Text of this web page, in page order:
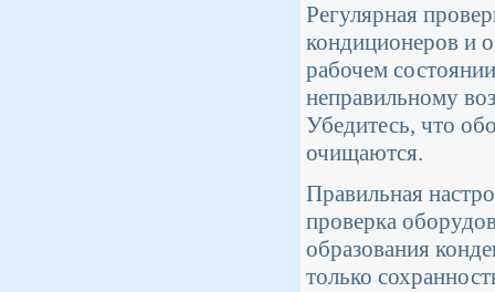
Регулярная
кондиционеров и
рабочем
неправильному
Убедитесь, что
очищаются.
Правильная
проверка
образования
только